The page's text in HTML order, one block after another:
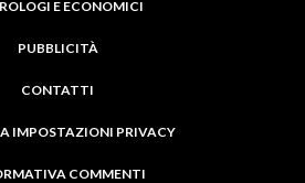
E ECONOMICI
PUBBLICITÀ
CONTATTI
IMPOSTAZIONI PRIVACY
COMMENTI